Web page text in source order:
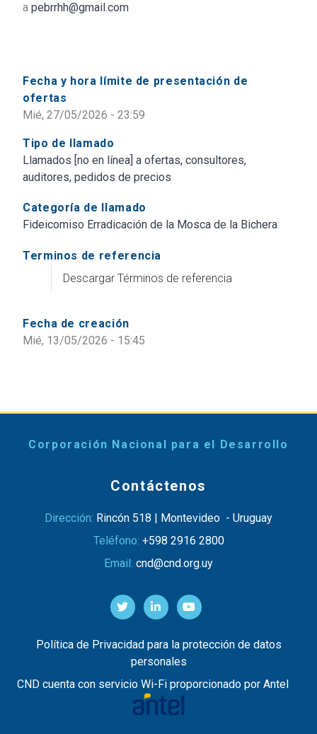
Fecha y hora límite de presentación de
ofertas
Mié, 27/05/2026 - 23:59
Tipo de llamado
Llamados [no en línea] a ofertas, consultores,
auditores, pedidos de precios
Categoría de llamado
Fideicomiso Erradicación de la Mosca de la Bichera
Terminos de referencia
Descargar Términos de referencia
Fecha de creación
Mié, 13/05/2026 - 15:45
a pebrrhh@gmail.com
Corporación Nacional para el Desarrollo
Contáctenos
Dirección: Rincón 518 | Montevideo - Uruguay
Teléfono: +598 2916 2800
Email: cnd@cnd.org.uy
Política de Privacidad para la protección de datos
personales
CND cuenta con servicio Wi-Fi proporcionado por Antel